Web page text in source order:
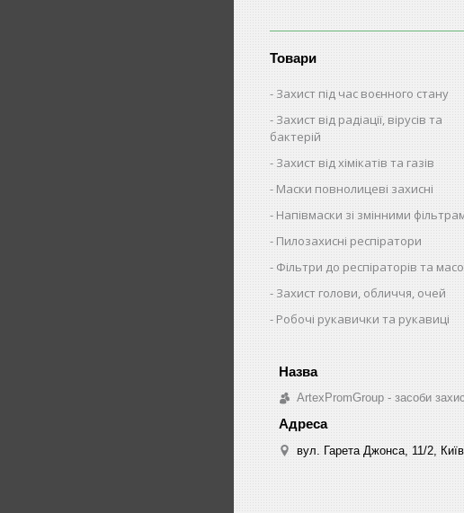
Товари
Захист під час воєнного стану
Захист від радіації, вірусів та
бактерій
Захист від хімікатів та газів
Маски повнолицеві захисні
Напівмаски зі змінними
Пилозахисні респіратори
Фільтри до респіраторів та
Захист голови, обличчя, очей
Робочі рукавички та рукавиці
ArtexPromGroup - засоби
вул. Гарета Джонса, 11/2,